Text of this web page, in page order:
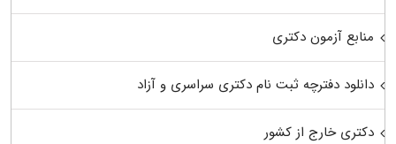
منابع آزمون دکتری
دانلود دفترچه ثبت نام دکتری سراسری و آزاد
دکتری خارج از کشور